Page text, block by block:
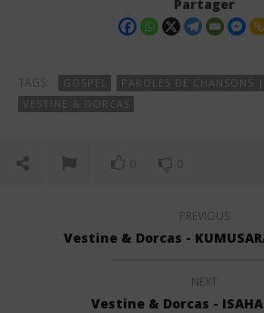
Partager
TAGS: GOSPEL
PAROLES DE CHANSONS
VESTINE & DORCAS
0 0
PREVIOUS
Vestine & Dorcas -
NEXT
Vestine & Dorcas -